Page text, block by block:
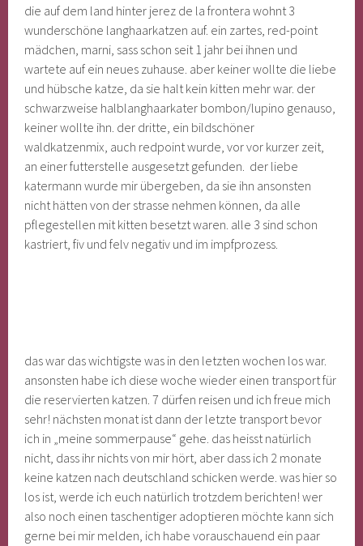
die auf dem land hinter jerez de la frontera wohnt 3
wunderschöne langhaarkatzen auf. ein zartes, red-point
mädchen, marni, sass schon seit 1 jahr bei ihnen und
wartete auf ein neues zuhause. aber keiner wollte die liebe
und hübsche katze, da sie halt kein kitten mehr war. der
schwarzweise halblanghaarkater bombon/lupino genauso,
keiner wollte ihn. der dritte, ein bildschöner
waldkatzenmix, auch redpoint wurde, vor vor kurzer zeit,
an einer futterstelle ausgesetzt gefunden. der liebe
katermann wurde mir übergeben, da sie ihn ansonsten
nicht hätten von der strasse nehmen können, da alle
pflegestellen mit kitten besetzt waren. alle 3 sind schon
kastriert, fiv und felv negativ und im impfprozess.
das war das wichtigste was in den letzten wochen los war.
ansonsten habe ich diese woche wieder einen transport für
die reservierten katzen. 7 dürfen reisen und ich freue mich
sehr! nächsten monat ist dann der letzte transport bevor
ich in „meine sommerpause“ gehe. das heisst natürlich
nicht, dass ihr nichts von mir hört, aber dass ich 2 monate
keine katzen nach deutschland schicken werde. was hier so
los ist, werde ich euch natürlich trotzdem berichten! wer
also noch einen taschentiger adoptieren möchte kann sich
gerne bei mir melden, ich habe vorauschauend ein paar